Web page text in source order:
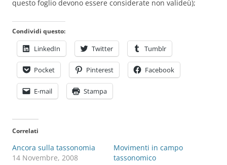
questo foglio devono essere considerate non valideù);
Condividi questo:
LinkedIn Twitter Tumblr
Pocket Pinterest Facebook
E-mail Stampa
Correlati
Ancora sulla tassonomia
14 Novembre, 2008
Movimenti in campo
tassonomico